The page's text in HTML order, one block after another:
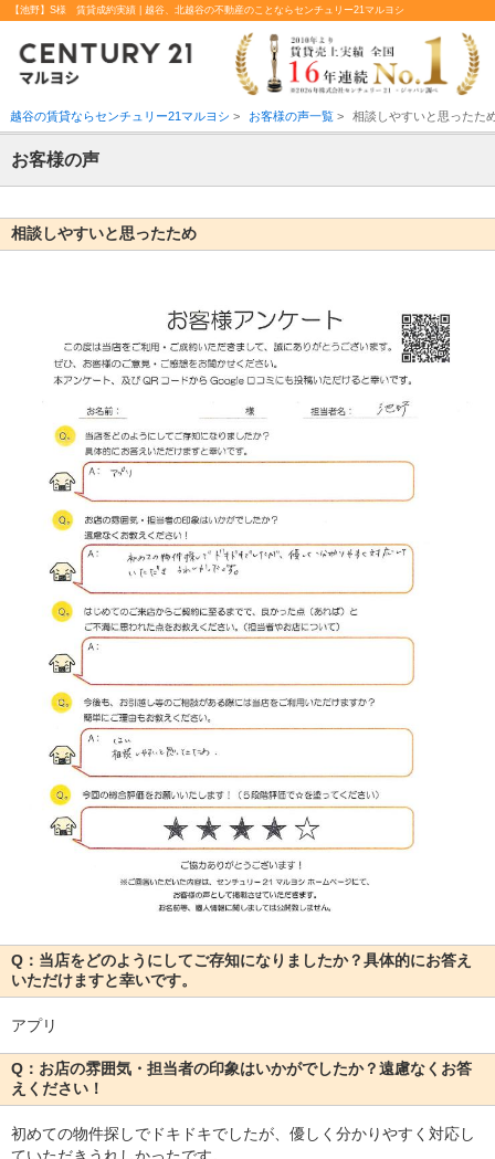
【池野】S様 賃貸成約実績 | 越谷、北越谷の不動産のことならセンチュリー21マルヨシ
越谷の賃貸ならセンチュリー21マルヨシ > お客様の声一覧> 相談しやすいと思ったた
お客様の声
相談しやすいと思ったため
Q：当店をどのようにしてご存知になりましたか？具体的にお答え
いただけますと幸いです。
アプリ
Q：お店の雰囲気・担当者の印象はいかがでしたか？遠慮なくお答
えください！
初めての物件探しでドキドキでしたが、優しく分かりやすく対応し